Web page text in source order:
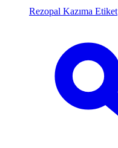
Rezopal Kazıma Etiket